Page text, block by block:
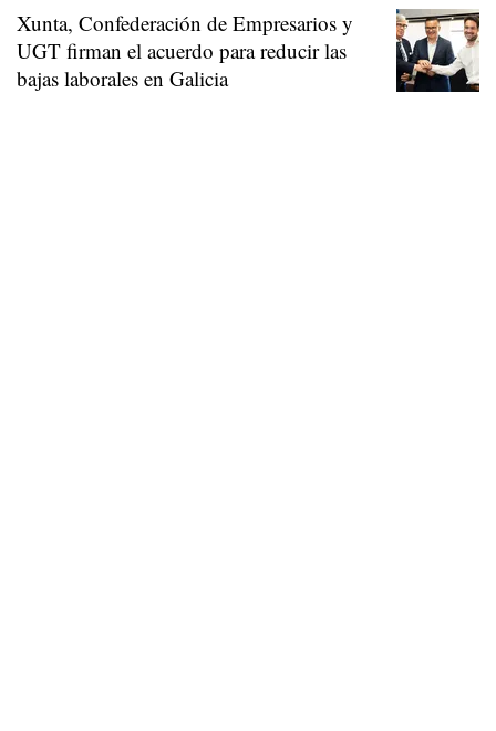
Xunta, Confederación de Empresarios y
UGT firman el acuerdo para reducir las
bajas laborales en Galicia